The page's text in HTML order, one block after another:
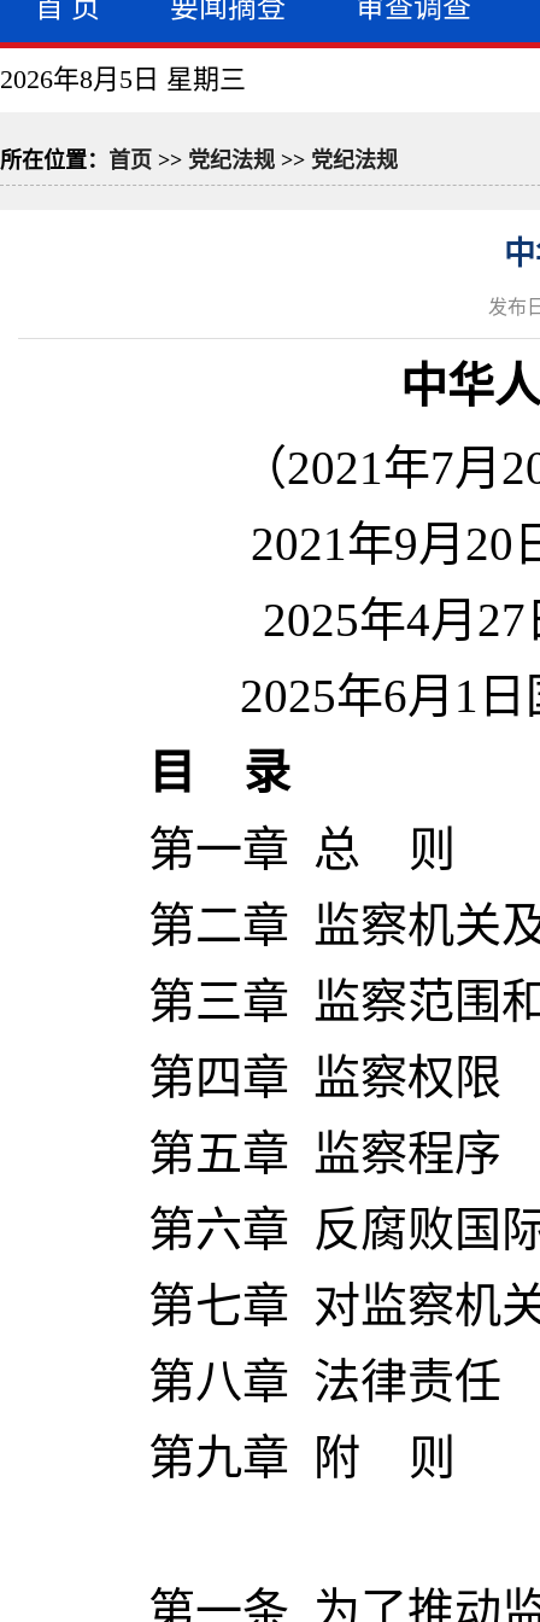
首 页 要闻摘登 审查调查
2026年8月5日 星期三
所在位置： 首页 >> 党纪法规 >> 党纪法规
发布
中华
（2021年7
2021年9月20
2025年4月
2025年6月1
目 录
第一章 总 则
第二章 监察机关
第三章 监察范围
第四章 监察权限
第五章 监察程序
第六章 反腐败国
第七章 对监察机关
第八章 法律责任
第九章 附 则
第一条 为了推动监